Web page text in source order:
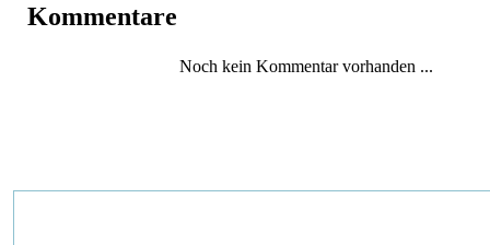
Kommentare
Noch kein Kommentar vorhanden ...